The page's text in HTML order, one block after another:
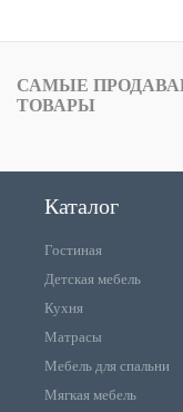
САМЫЕ
ТОВАРЫ
Каталог
Гостиная
Детская мебель
Кухня
Матрасы
Мебель для спальни
Мягкая мебель